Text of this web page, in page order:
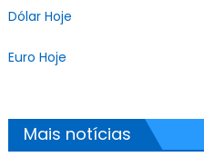
Dólar Hoje
Euro Hoje
Mais notícias